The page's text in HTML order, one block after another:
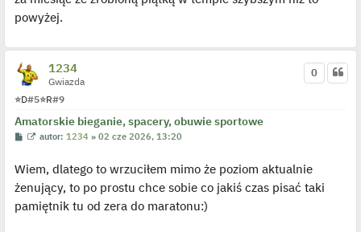
e
d
y
c
p
s
powyżej.
1234
Gwiazda
⭐D#5⭐R#9
Amatorskie bieganie, spacery, obuwie sportowe
0
P
t
W
w
e
l
autor:1234 »02 cze 2026, 13:20
Wiem, dlatego to wrzuciłem mimo że poziom aktualnie
żenujący, to po prostu chce sobie co jakiś czas pisać taki
pamiętnik tu od zera do maratonu:)